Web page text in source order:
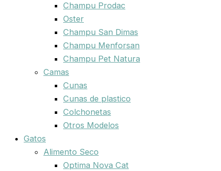
Champu Prodac
Oster
Champu San Dimas
Champu Menforsan
Champu Pet Natura
Camas
Cunas
Cunas de plastico
Colchonetas
Otros Modelos
Gatos
Alimento Seco
Optima Nova Cat